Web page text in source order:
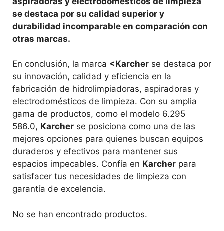
se destaca por su calidad superior y
durabilidad incomparable en comparación con
otras marcas.
En conclusión, la marca <Karcher se destaca por
su innovación, calidad y eficiencia en la
fabricación de hidrolimpiadoras, aspiradoras y
electrodomésticos de limpieza. Con su amplia
gama de productos, como el modelo 6.295
586.0, Karcher se posiciona como una de las
mejores opciones para quienes buscan equipos
duraderos y efectivos para mantener sus
espacios impecables. Confía en Karcher para
satisfacer tus necesidades de limpieza con
garantía de excelencia.
No se han encontrado productos.